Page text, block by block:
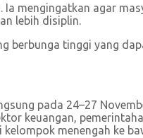
mengingatkan agar
lebih disiplin.
berbunga tinggi yang
pada 24–27
keuangan,
menengah ke